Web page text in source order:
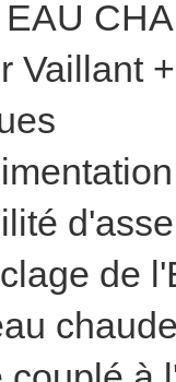
Vaillant
de